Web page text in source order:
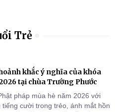
Trẻ
khắc ý nghĩa của khóa
tại chùa Trường Phước
pháp mùa hè năm 2026 với
tiếng cười trong trẻo, ánh mắt hồn